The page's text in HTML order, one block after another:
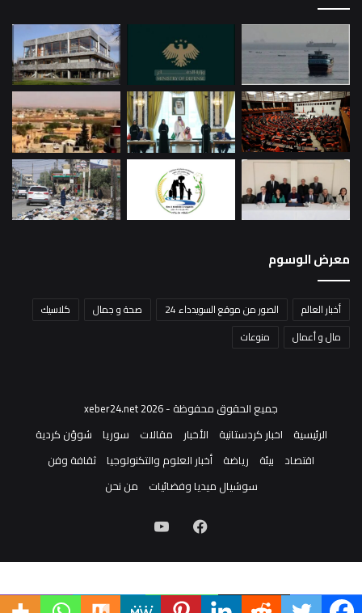
معرض الوسوم
أخبار العالم الصور من موقع السويدداء 24 صحة و جمال
كلاسيك
مال و أعمال
منوعات
جميع الحقوق محفوظة - xeber24.net 2026
الرئيسية
اخبار كردستانية الأخبار مقالات سوريا
شوؤن كردية
اقتصاد
بيئة رياضة أخبار العلوم والتكنولوجيا ثقافة وفن
سوشيال ميديا وفضائيات
من نحن
فيسبوك‫YouTube